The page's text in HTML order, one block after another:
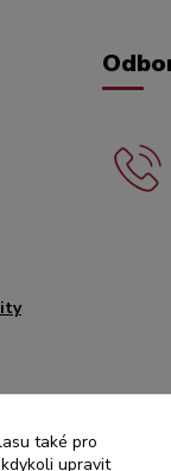
také pro
upravit